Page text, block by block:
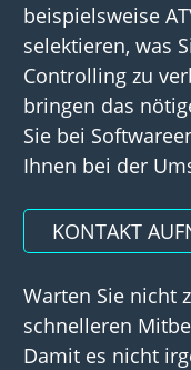
beispielsweise
selektieren, was
Controlling zu
bringen das
Sie bei
Ihnen bei der
KONTAKT
Warten Sie nicht
schnelleren
Damit es nicht